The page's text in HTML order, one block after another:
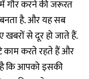
गौर करने की जरूरत
है. और यह सब
से दूर हो जाते हैं.
काम करते रहते हैं और
कि आपको इसकी